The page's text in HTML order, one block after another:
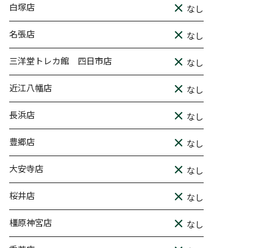
白塚店 なし
名張店 なし
三洋堂トレカ館 四日市店 なし
近江八幡店 なし
長浜店 なし
豊郷店 なし
大安寺店 なし
桜井店 なし
橿原神宮店 なし